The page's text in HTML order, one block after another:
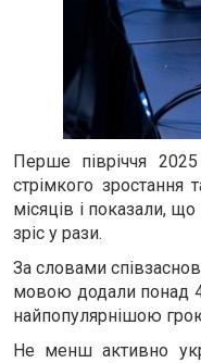
Перше півріччя
стрімкого зростання
місяців і показали,
зріс у рази.
За словами
мовою додали понад
найпопулярнішою
Не менш активно